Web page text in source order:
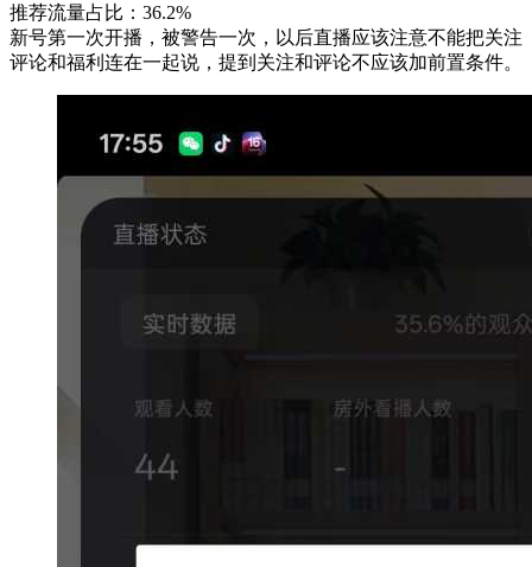
推荐流量占比：36.2%
新号第一次开播，被警告一次，以后直播应该注意不能把关注
评论和福利连在一起说，提到关注和评论不应该加前置条件。